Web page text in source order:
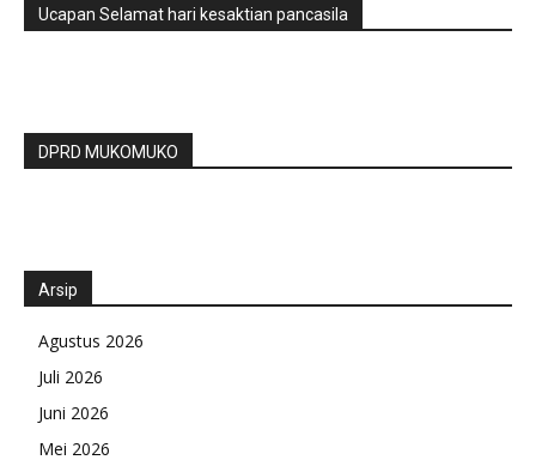
Ucapan Selamat hari kesaktian pancasila
DPRD MUKOMUKO
Arsip
Agustus 2026
Juli 2026
Juni 2026
Mei 2026